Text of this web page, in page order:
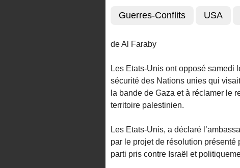
Guerres-Conflits USA
de Al Faraby
Les Etats-Unis ont opposé samedi
sécurité des Nations unies qui
la bande de Gaza et à réclamer le
territoire palestinien.
Les Etats-Unis, a déclaré
par le projet de résolution présenté
parti pris contre Israël et